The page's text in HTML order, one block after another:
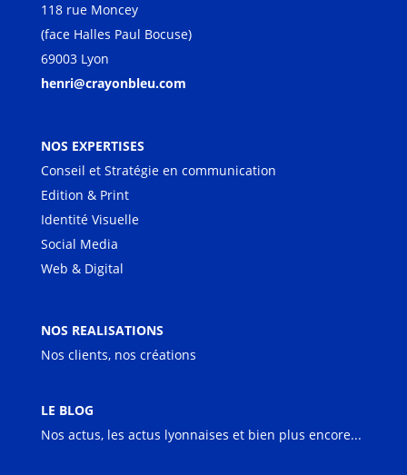
118 rue Moncey
(face Halles Paul Bocuse)
69003 Lyon
henri@crayonbleu.com
NOS EXPERTISES
Conseil et Stratégie en communication
Edition & Print
Identité Visuelle
Social Media
Web & Digital
NOS REALISATIONS
Nos clients, nos créations
LE BLOG
Nos actus, les actus lyonnaises et bien plus encore...